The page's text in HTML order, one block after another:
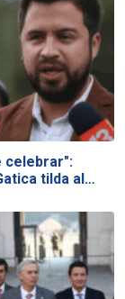
celebrar":
tilda al…